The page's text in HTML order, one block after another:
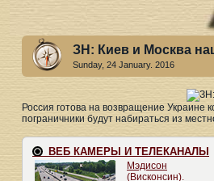
ЗН: Киев и Москва
Sunday, 24 January. 2016
Россия готова на возвращение Украине
пограничники будут набираться из